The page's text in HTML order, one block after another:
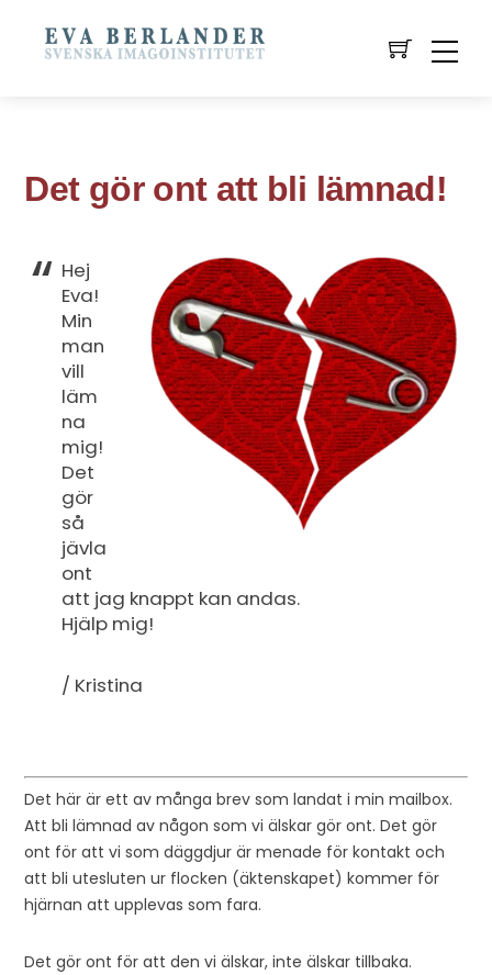
Det gör ont att bli lämnad!
Hej
Eva!
Min
man
vill
läm
na
mig!
Det
gör
så
jävla
ont
att jag knappt kan andas.
Hjälp mig!
/ Kristina
Det här är ett av många brev som landat i min mailbox.
Att bli lämnad av någon som vi älskar gör ont. Det gör
ont för att vi som däggdjur är menade för kontakt och
att bli utesluten ur flocken (äktenskapet) kommer för
hjärnan att upplevas som fara.
Det gör ont för att den vi älskar, inte älskar tillbaka.